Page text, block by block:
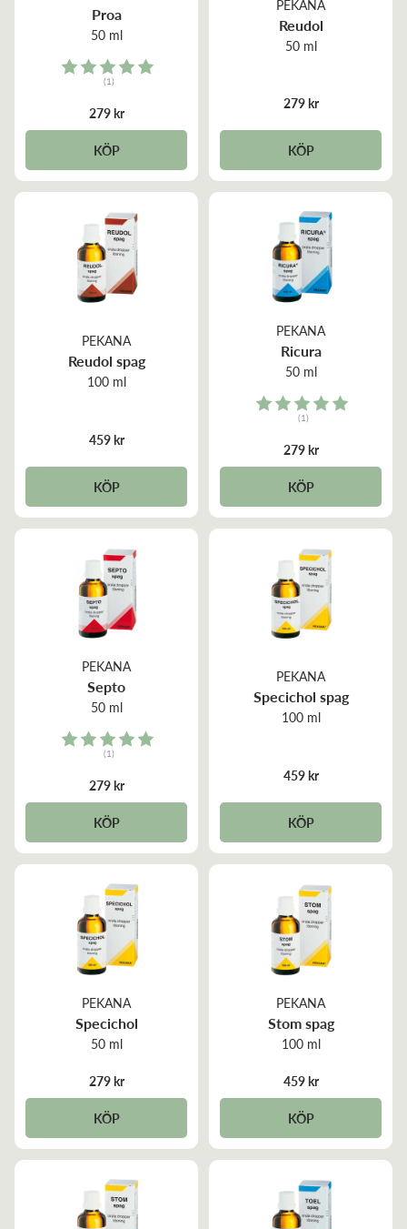
Proa
50 ml
Rating:
(1)
279 kr
KÖP
PEKANA
Reudol
50 ml
279 kr
KÖP
PEKANA
Reudol spag
100 ml
459 kr
KÖP
PEKANA
Ricura
50 ml
Rating:
(1)
279 kr
KÖP
PEKANA
Septo
50 ml
Rating:
(1)
279 kr
KÖP
PEKANA
Specichol spag
100 ml
459 kr
KÖP
PEKANA
Specichol
50 ml
279 kr
KÖP
PEKANA
Stom spag
100 ml
459 kr
KÖP